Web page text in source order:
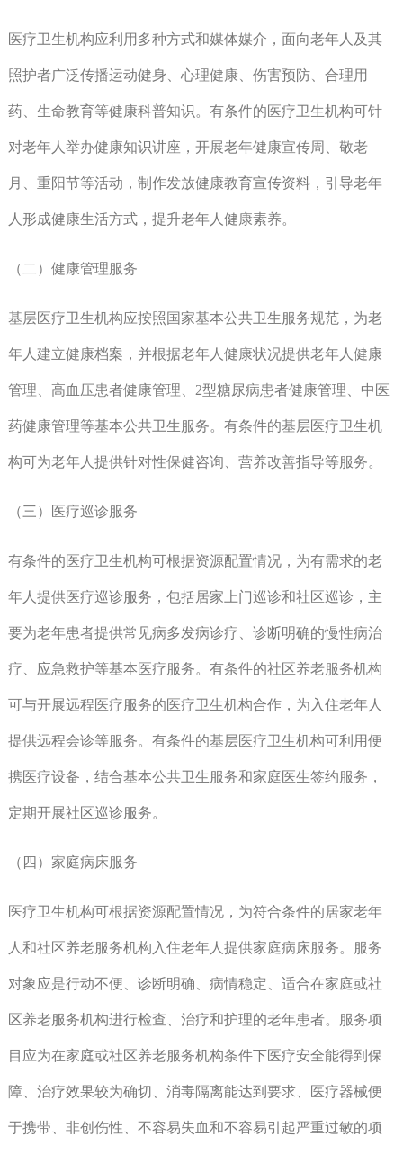
医疗卫生机构应利用多种方式和媒体媒介，面向老年人及其
照护者广泛传播运动健身、心理健康、伤害预防、合理用
药、生命教育等健康科普知识。有条件的医疗卫生机构可针
对老年人举办健康知识讲座，开展老年健康宣传周、敬老
月、重阳节等活动，制作发放健康教育宣传资料，引导老年
人形成健康生活方式，提升老年人健康素养。
（二）健康管理服务
基层医疗卫生机构应按照国家基本公共卫生服务规范，为老
年人建立健康档案，并根据老年人健康状况提供老年人健康
管理、高血压患者健康管理、2型糖尿病患者健康管理、中医
药健康管理等基本公共卫生服务。有条件的基层医疗卫生机
构可为老年人提供针对性保健咨询、营养改善指导等服务。
（三）医疗巡诊服务
有条件的医疗卫生机构可根据资源配置情况，为有需求的老
年人提供医疗巡诊服务，包括居家上门巡诊和社区巡诊，主
要为老年患者提供常见病多发病诊疗、诊断明确的慢性病治
疗、应急救护等基本医疗服务。有条件的社区养老服务机构
可与开展远程医疗服务的医疗卫生机构合作，为入住老年人
提供远程会诊等服务。有条件的基层医疗卫生机构可利用便
携医疗设备，结合基本公共卫生服务和家庭医生签约服务，
定期开展社区巡诊服务。
（四）家庭病床服务
医疗卫生机构可根据资源配置情况，为符合条件的居家老年
人和社区养老服务机构入住老年人提供家庭病床服务。服务
对象应是行动不便、诊断明确、病情稳定、适合在家庭或社
区养老服务机构进行检查、治疗和护理的老年患者。服务项
目应为在家庭或社区养老服务机构条件下医疗安全能得到保
障、治疗效果较为确切、消毒隔离能达到要求、医疗器械便
于携带、非创伤性、不容易失血和不容易引起严重过敏的项